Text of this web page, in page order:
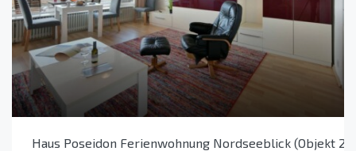
Haus Poseidon Ferienwohnung Nordseeblick (Objekt